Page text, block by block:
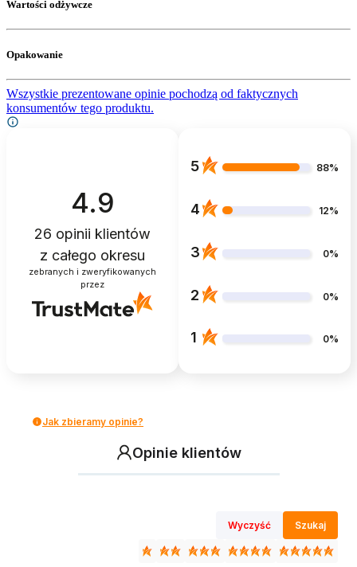
Wartości odżywcze
Opakowanie
Wszystkie prezentowane opinie pochodzą od faktycznych
konsumentów tego produktu.
4.9
26 opinii klientów
z całego okresu
zebranych i zweryfikowanych
przez
5 88%
4 12%
3 0%
2 0%
1 0%
Jak zbieramy opinie?
Opinie klientów
Wyczyść Szukaj